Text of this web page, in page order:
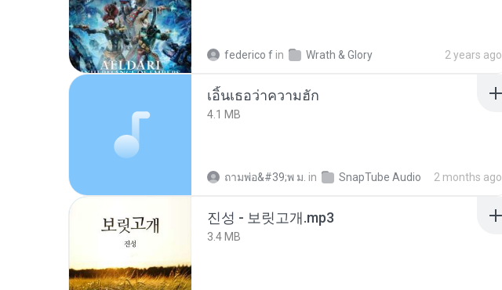
federico f in Wrath & Glory 2 years ago
เอิ้นเธอว่าความฮัก
4.1 MB
ถามพ่อ&#39;พ ม. in SnapTube Audio 2 months ago
진성 - 보릿고개.mp3
3.4 MB